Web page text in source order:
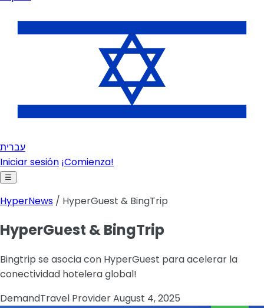
עברית
Iniciar sesión ¡Comienza!
☰
HyperNews / HyperGuest & BingTrip
HyperGuest & BingTrip
Bingtrip se asocia con HyperGuest para acelerar la
conectividad hotelera global!
DemandTravel ProviderAugust 4, 2025